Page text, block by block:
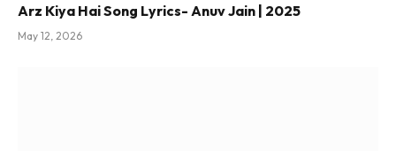
Arz Kiya Hai Song Lyrics- Anuv Jain | 2025
May 12, 2026